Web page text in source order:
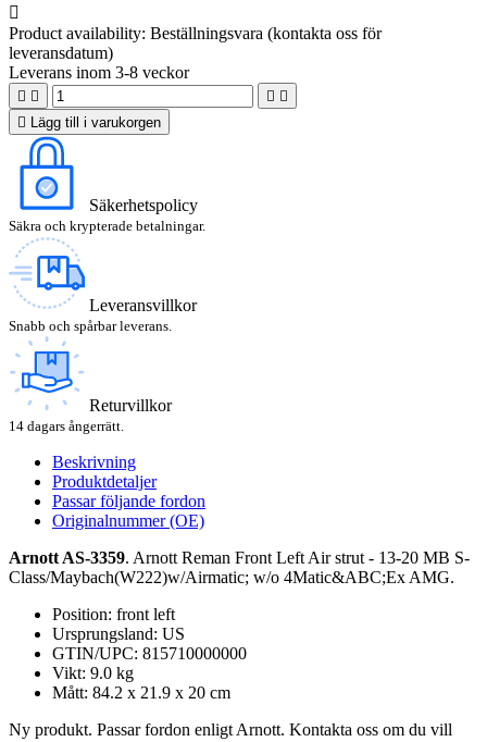

Product availability: Beställningsvara (kontakta oss för
leveransdatum)
Leverans inom 3-8 veckor
   

Lägg till i varukorgen
Säkerhetspolicy
Säkra och krypterade betalningar.
Leveransvillkor
Snabb och spårbar leverans.
Returvillkor
14 dagars ångerrätt.
Beskrivning
Produktdetaljer
Passar följande fordon
Originalnummer (OE)
Arnott AS-3359. Arnott Reman Front Left Air strut - 13-20 MB S-
Class/Maybach(W222)w/Airmatic; w/o 4Matic&ABC;Ex AMG.
Position: front left
Ursprungsland: US
GTIN/UPC: 815710000000
Vikt: 9.0 kg
Mått: 84.2 x 21.9 x 20 cm
Ny produkt. Passar fordon enligt Arnott. Kontakta oss om du vill